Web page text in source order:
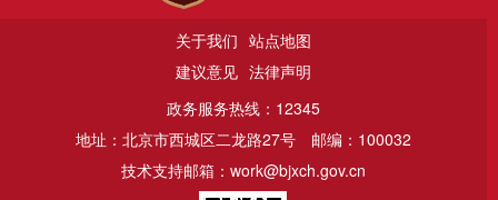
关于我们 站点地图
建议意见 法律声明
政务服务热线：12345
地址：北京市西城区二龙路27号
邮编：100032
技术支持邮箱：work@bjxch.gov.cn